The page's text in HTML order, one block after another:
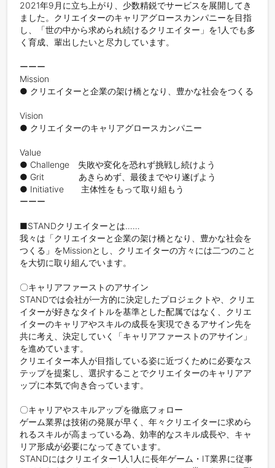
2021年9月に立ち上がり、少数精鋭でサービスを展開してき
ました。クリエイターのキャリアグロースカンパニーを目指
し、「世の中から求められ続けるクリエイター」を1人でも多
く育成、輩出したいと尽力しています。
ーーー
Mission
● クリエイターと企業の架け橋となり、豊かな社会をつくる
Vision
● クリエイターのキャリアグロースカンパニー
Value
● Challenge　失敗や変化を恐れず挑戦し続けよう
● Grit　　　　あきらめず、最後までやり遂げよう
● Initiative　　主体性をもって取り組もう
ーーー
■STANDクリエイターとは……
我々は「クリエイターと企業の架け橋となり、豊かな社会を
つくる」をMissionとし、クリエイターの方々には二つのこと
を大切に取り組んでいます。
〇キャリアファーストのアサイン
STANDでは会社が一方的に決定したプロジェクトや、クリエ
イターが好きなタイトルを基準とした配属ではなく、クリエ
イターのキャリアやスキルの成長を実現できるアサイン先を
共に考え、決定していく「キャリアファーストのアサイン」
を進めています。
クリエイター本人が目指している姿に近づくために必要なス
テップを提案し、選択することでクリエイターのキャリアア
ップに本気で向き合っています。
〇キャリアやスキルアップを徹底フォロー
ゲーム業界は技術の発展が早く、年々クリエイターに求めら
れるスキルが高まっている為、効率的なスキル成長や、キャ
リア形成が必要になってきています。
STANDにはクリエイター1人1人に長年ゲーム・IT業界に従事